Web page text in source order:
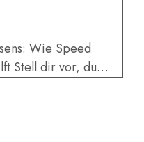
Wie Speed
Stell dir vor, du